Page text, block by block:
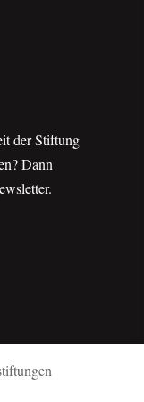
der Stiftung
Dann